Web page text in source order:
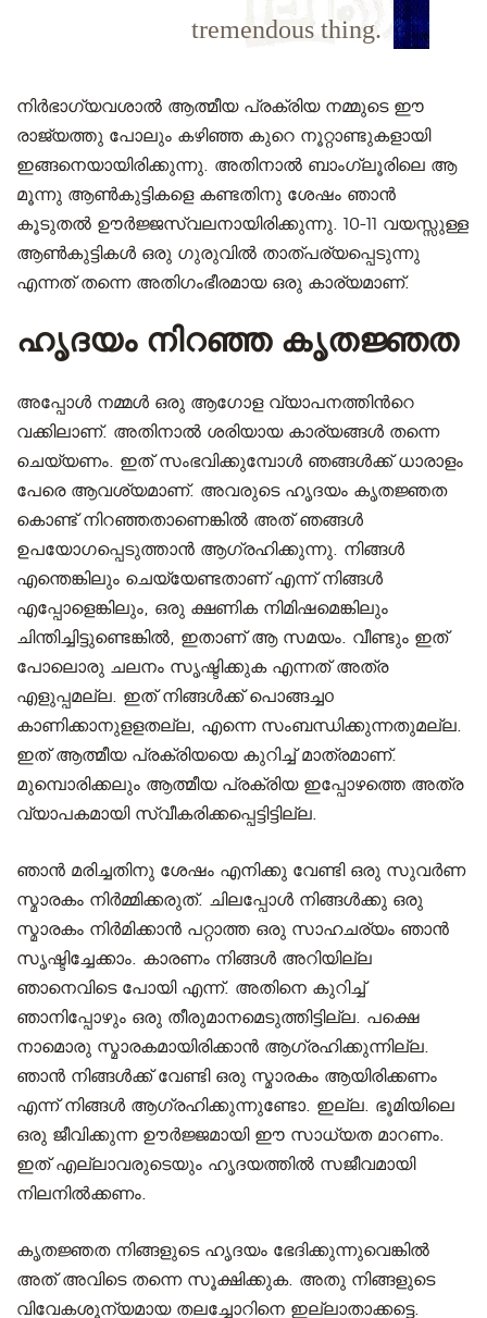
tremendous thing.
നിർഭാഗ്യവശാൽ ആത്മീയ പ്രക്രിയ നമ്മുടെ ഈ
രാജ്യത്തു പോലും കഴിഞ്ഞ കുറെ നൂറ്റാണ്ടുകളായി
ഇങ്ങനെയായിരിക്കുന്നു. അതിനാൽ ബാംഗ്ലൂരിലെ ആ
മൂന്നു ആൺകുട്ടികളെ കണ്ടതിനു ശേഷം ഞാൻ
കൂടുതൽ ഊർജ്ജസ്വലനായിരിക്കുന്നു. 10-11 വയസ്സുള്ള
ആൺകുട്ടികൾ ഒരു ഗുരുവിൽ താത്പര്യപ്പെടുന്നു
എന്നത് തന്നെ അതിഗംഭീരമായ ഒരു കാര്യമാണ്.
ഹൃദയം നിറഞ്ഞ കൃതജ്ഞത
അപ്പോൾ നമ്മൾ ഒരു ആഗോള വ്യാപനത്തിന്‍റെ
വക്കിലാണ്. അതിനാൽ ശരിയായ കാര്യങ്ങൾ തന്നെ
ചെയ്യണം. ഇത് സംഭവിക്കുമ്പോൾ ഞങ്ങൾക്ക് ധാരാളം
പേരെ ആവശ്യമാണ്. അവരുടെ ഹൃദയം കൃതജ്ഞത
കൊണ്ട് നിറഞ്ഞതാണെങ്കിൽ അത് ഞങ്ങൾ
ഉപയോഗപ്പെടുത്താൻ ആഗ്രഹിക്കുന്നു. നിങ്ങൾ
എന്തെങ്കിലും ചെയ്യേണ്ടതാണ് എന്ന് നിങ്ങൾ
എപ്പോളെങ്കിലും, ഒരു ക്ഷണിക നിമിഷമെങ്കിലും
ചിന്തിച്ചിട്ടുണ്ടെങ്കിൽ, ഇതാണ് ആ സമയം. വീണ്ടും ഇത്
പോലൊരു ചലനം സൃഷ്ടിക്കുക എന്നത് അത്ര
എളുപ്പമല്ല. ഇത് നിങ്ങൾക്ക് പൊങ്ങച്ചo
കാണിക്കാനുളളതല്ല, എന്നെ സംബന്ധിക്കുന്നതുമല്ല.
ഇത് ആത്മീയ പ്രക്രിയയെ കുറിച്ച് മാത്രമാണ്.
മുമ്പൊരിക്കലും ആത്മീയ പ്രക്രിയ ഇപ്പോഴത്തെ അത്ര
വ്യാപകമായി സ്വീകരിക്കപ്പെട്ടിട്ടില്ല.
ഞാൻ മരിച്ചതിനു ശേഷം എനിക്കു വേണ്ടി ഒരു സുവർണ
സ്മാരകം നിർമ്മിക്കരുത്. ചിലപ്പോൾ നിങ്ങൾക്കു ഒരു
സ്മാരകം നിർമിക്കാൻ പറ്റാത്ത ഒരു സാഹചര്യം ഞാൻ
സൃഷ്ടിച്ചേക്കാം. കാരണം നിങ്ങൾ അറിയില്ല
ഞാനെവിടെ പോയി എന്ന്. അതിനെ കുറിച്ച്
ഞാനിപ്പോഴും ഒരു തീരുമാനമെടുത്തിട്ടില്ല. പക്ഷെ
നാമൊരു സ്മാരകമായിരിക്കാൻ ആഗ്രഹിക്കുന്നില്ല.
ഞാൻ നിങ്ങള്‍ക്ക് വേണ്ടി ഒരു സ്മാരകം ആയിരിക്കണം
എന്ന് നിങ്ങൾ ആഗ്രഹിക്കുന്നുണ്ടോ. ഇല്ല. ഭൂമിയിലെ
ഒരു ജീവിക്കുന്ന ഊര്‍ജ്ജമായി ഈ സാധ്യത മാറണം.
ഇത് എല്ലാവരുടെയും ഹൃദയത്തിൽ സജീവമായി
നിലനിൽക്കണം.
കൃതജ്ഞത നിങ്ങളുടെ ഹൃദയം ഭേദിക്കുന്നുവെങ്കിൽ
അത് അവിടെ തന്നെ സൂക്ഷിക്കുക. അതു നിങ്ങളുടെ
വിവേകശൂന്യമായ തലച്ചോറിനെ ഇല്ലാതാക്കട്ടെ.